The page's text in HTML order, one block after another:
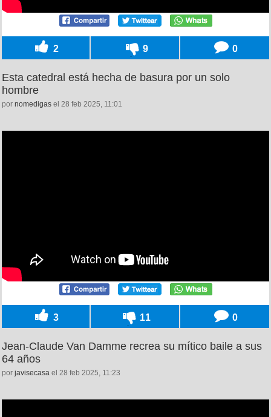
2 9 0
Esta catedral está hecha de basura por un solo
hombre
por nomedigas el 28 feb 2025, 11:01
3 11 0
Jean-Claude Van Damme recrea su mítico baile a sus
64 años
por javisecasa el 28 feb 2025, 11:23